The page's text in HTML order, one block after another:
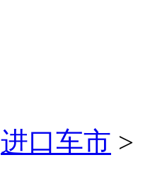
进口车市 >